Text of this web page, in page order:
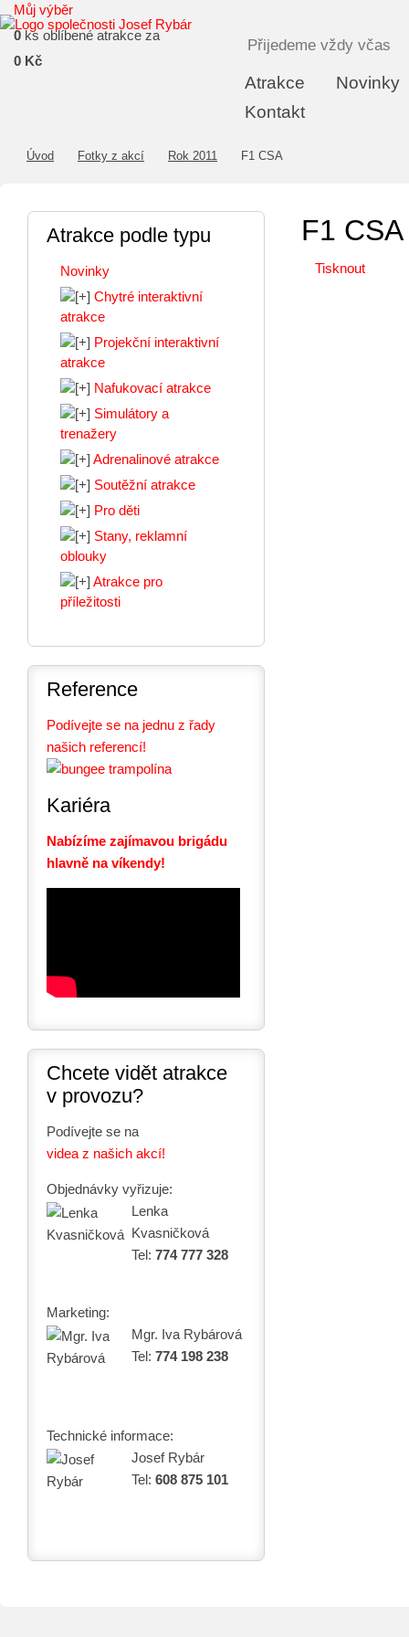
Atrakce
Novinky
Kontakt
Můj výběr
0 ks oblíbené atrakce za
0 Kč
Přijedeme vždy včas
Úvod Fotky z akcí Rok 2011 F1 CSA
F1 CSA
Tisknout
Atrakce podle typu
Novinky
Chytré interaktivní
atrakce
Projekční interaktivní
atrakce
Nafukovací atrakce
Simulátory a
trenažery
Adrenalinové atrakce
Soutěžní atrakce
Pro děti
Stany, reklamní
oblouky
Atrakce pro
příležitosti
Reference
Podívejte se na jednu z řady
našich referencí!
Kariéra
Nabízíme zajímavou brigádu
hlavně na víkendy!
Chcete vidět atrakce
v provozu?
Podívejte se na
videa z našich akcí!
Objednávky vyřizuje:
Lenka
Kvasničková
Tel: 774 777 328
Marketing:
Mgr. Iva Rybárová
Tel: 774 198 238
Technické informace:
Josef Rybár
Tel: 608 875 101